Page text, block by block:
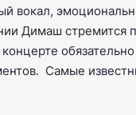
вокал,
Димаш стремится
Самые